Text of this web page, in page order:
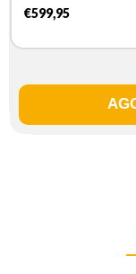
€599,95